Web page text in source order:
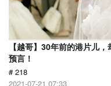
【越哥】30年前的港片儿
预言！
# 218
2021-07-21 07:33